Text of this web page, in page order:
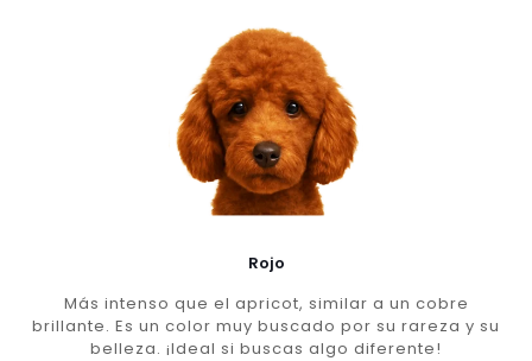
Rojo
Más intenso que el apricot, similar a un cobre
brillante. Es un color muy buscado por su rareza y su
belleza. ¡Ideal si buscas algo diferente!